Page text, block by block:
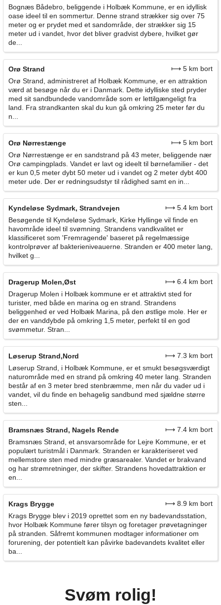
Bognæs Bådebro, beliggende i Holbæk Kommune, er en idyllisk
oase ideel til en sommertur. Denne strand strækker sig over 75
meter og er prydet med et sandområde, der strækker sig 15
meter ud i vandet, hvor det bliver gradvist dybere, hvilket gør
de...
Orø Strand
⟼ 5 km bort
Orø Strand, administreret af Holbæk Kommune, er en attraktion
værd at besøge når du er i Danmark. Dette idylliske sted pryder
med sit sandbundede vandområde som er lettilgængeligt fra
land. Fra strandkanten skal du kun gå omkring 25 meter før du
n...
Orø Nørrestænge
⟼ 5 km bort
Orø Nørrestænge er en sandstrand på 43 meter, beliggende nær
Orø campingplads. Vandet er lavt og ideelt til børnefamilier - det
er kun 0,5 meter dybt 50 meter ud i vandet og 2 meter dybt 400
meter ude. Der er redningsudstyr til rådighed samt en in...
Kyndeløse Sydmark, Strandvejen
⟼ 5.4 km bort
Besøgende til Kyndeløse Sydmark, Kirke Hyllinge vil finde en
havområde ideel til svømning. Strandens vandkvalitet er
klassificeret som 'Fremragende' baseret på regelmæssige
kontrolprøver af bakterieniveauerne. Stranden er 400 meter lang,
hvilket g...
Dragerup Molen,Øst
⟼ 6.4 km bort
Dragerup Molen i Holbæk kommune er et attraktivt sted for
turister, med både en marina og en strand. Strandens
beliggenhed er ved Holbæk Marina, på den østlige mole. Her er
der en vanddybde på omkring 1,5 meter, perfekt til en god
svømmetur. Stran...
Løserup Strand,Nord
⟼ 7.3 km bort
Løserup Strand, i Holbæk Kommune, er et smukt besøgsværdigt
naturområde med en strand på omkring 40 meter lang. Stranden
består af en 3 meter bred stenbræmme, men når du vader ud i
vandet, vil du finde en behagelig sandbund med sjældne større
sten...
Bramsnæs Strand, Nagels Rende
⟼ 7.4 km bort
Bramsnæs Strand, et ansvarsområde for Lejre Kommune, er et
populært turistmål i Danmark. Stranden er karakteriseret ved
mellemstore sten med mindre græsarealer. Vandet er brakvand
og har strømretninger, der skifter. Strandens hovedattraktion er
en...
Krags Brygge
⟼ 8.9 km bort
Krags Brygge blev i 2019 oprettet som en ny badevandsstation,
hvor Holbæk Kommune fører tilsyn og foretager prøvetagninger
på stranden. Såfremt kommunen modtager informationer om
forurening, der potentielt kan påvirke badevandets kvalitet eller
ba...
Svøm rolig!